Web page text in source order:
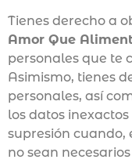
Tienes derecho a
Amor Que
personales que te
Asimismo, tienes
personales, así
los datos inexactos
supresión cuando,
no sean